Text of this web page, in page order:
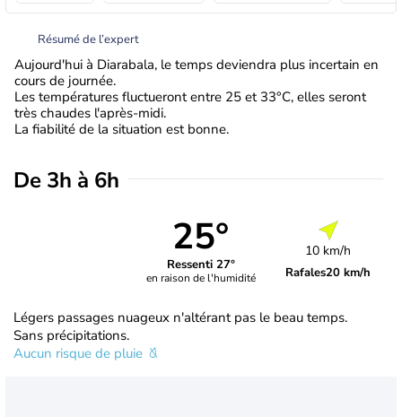
Résumé de l’expert
Aujourd'hui à Diarabala, le temps deviendra plus incertain en
cours de journée.
Les températures fluctueront entre 25 et 33°C, elles seront
très chaudes l'après-midi.
La fiabilité de la situation est bonne.
De 3h à 6h
25°
Ressenti 27°
en raison de l'humidité
10 km/h
Rafales20 km/h
Légers passages nuageux n'altérant pas le beau temps.
Sans précipitations.
Aucun risque de pluie